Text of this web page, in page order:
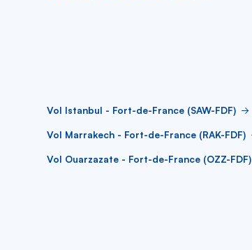
Vol Istanbul - Fort-de-France (SAW-FDF)
Vol Marrakech - Fort-de-France (RAK-FDF)
Vol Ouarzazate - Fort-de-France (OZZ-FDF)